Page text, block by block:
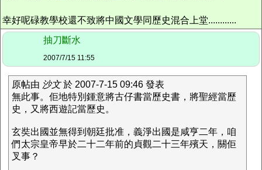
幸好呢碌教學校還不致將中國文學同歷史混合上堂............
抽刀斷水
2007/7/15 11:55
原帖由 沙文於 2007-7-15 09:46 發表
無此事。佢地特別鍾意將古仔書當歷史書，將聖經當歷
史，又將西遊記當歷史。
玄奘出國並無得到朝廷批准，義淨出國是咸亨二年，咱
們太宗皇帝早於二十二年前的貞觀二十三年殯天，關佢
叉事？